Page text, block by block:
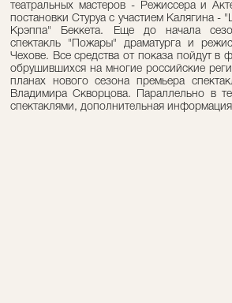
театральных мастеров - Режиссера и
постановки Стуруа с участием Калягина
Крэппа" Беккета. Еще до начала
спектакль "Пожары" драматурга и
Чехове. Все средства от показа пойдут
обрушившихся на многие российские
планах нового сезона премьера
Владимира Скворцова. Параллельно в
спектаклями, дополнительная